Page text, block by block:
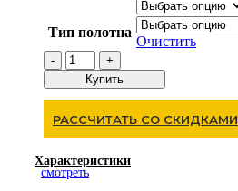
Тип полотна
Очистить
Количество
товара
Дверь
Сицилия_722.21
Купить
РАССЧИТАТЬ СО СКИДКАМИ
Характеристики
смотреть